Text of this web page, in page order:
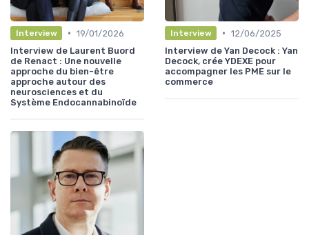
Interview • 19/01/2026
Interview de Laurent Buord
de Renact : Une nouvelle
approche du bien-être
approche autour des
neurosciences et du
Système Endocannabinoïde
Interview • 12/06/2025
Interview de Yan Decock : Yan
Decock, crée YDEXE pour
accompagner les PME sur le
commerce